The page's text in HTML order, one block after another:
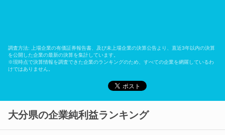
調査方法: 上場企業の有価証券報告書、及び未上場企業の決算公告より、直近3年以内の決算
を公開した企業の最新の決算を集計しています。
※現時点で決算情報を調査できた企業のランキングのため、すべての企業を網羅しているわ
けではありません。
大分県の企業純利益ランキング